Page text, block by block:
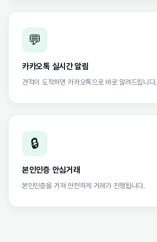
💬
카카오톡 실시간 알림
견적이 도착하면 카카오톡으로 바로 알려드립니다.
🔒
본인인증 안심거래
본인인증을 거쳐 안전하게 거래가 진행됩니다.